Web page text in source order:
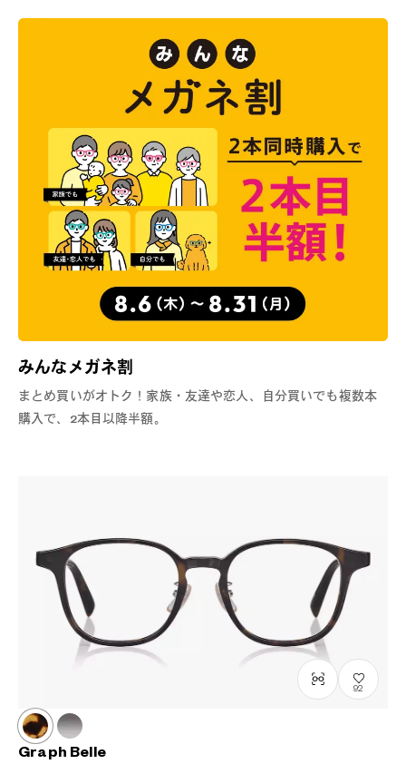
みんなメガネ割
まとめ買いがオトク！家族・友達や恋人、自分買いでも複数本
購入で、2本目以降半額。
92
Graph Belle